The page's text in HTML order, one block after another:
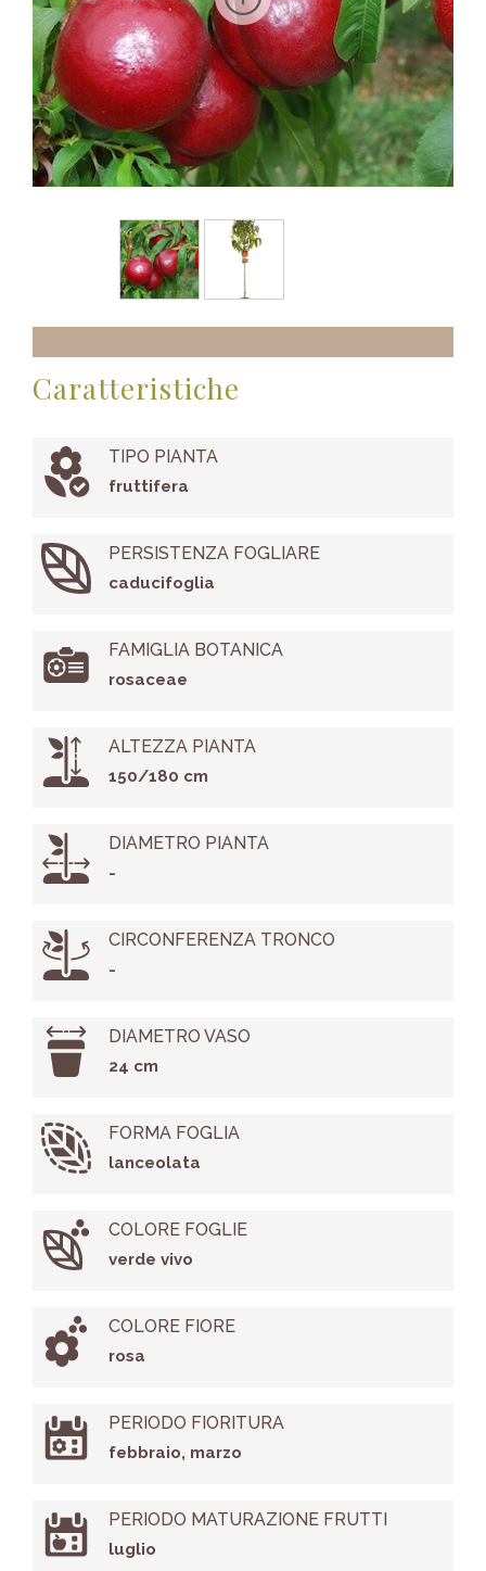
Caratteristiche
TIPO PIANTA
fruttifera
PERSISTENZA FOGLIARE
caducifoglia
FAMIGLIA BOTANICA
rosaceae
ALTEZZA PIANTA
150/180 cm
DIAMETRO PIANTA
-
CIRCONFERENZA TRONCO
-
DIAMETRO VASO
24 cm
FORMA FOGLIA
lanceolata
COLORE FOGLIE
verde vivo
COLORE FIORE
rosa
PERIODO FIORITURA
febbraio, marzo
PERIODO MATURAZIONE FRUTTI
luglio